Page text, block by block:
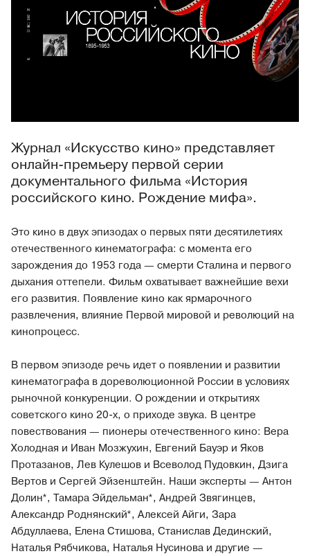
Журнал «Искусство кино» представляет
онлайн-премьеру первой серии
документального фильма «История
российского кино. Рождение мифа».
Это кино в двух эпизодах о первых пяти десятилетиях
отечественного кинематографа: с момента его
зарождения до 1953 года — смерти Сталина и первого
дыхания оттепели. Фильм охватывает важнейшие вехи
его развития. Появление кино как ярмарочного
развлечения, влияние Первой мировой и революций на
кинопроцесс.
В первом эпизоде речь идет о появлении и развитии
кинематографа в дореволюционной России в условиях
рыночной конкуренции. О рождении и открытиях
советского кино 20-х, о приходе звука. В центре
повествования — пионеры отечественного кино: Вера
Холодная и Иван Мозжухин, Евгений Бауэр и Яков
Протазанов, Лев Кулешов и Всеволод Пудовкин, Дзига
Вертов и Сергей Эйзенштейн. Наши эксперты — Антон
Долин*, Тамара Эйдельман*, Андрей Звягинцев,
Александр Роднянский*, Алексей Айги, Зара
Абдуллаева, Елена Стишова, Станислав Дединский,
Наталья Рябчикова, Наталья Нусинова и другие —